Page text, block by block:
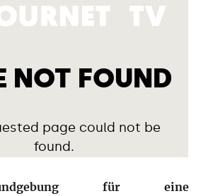
für eine